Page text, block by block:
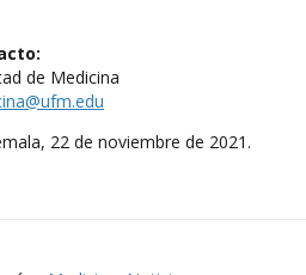
de Medicina
22 de noviembre de 2021.